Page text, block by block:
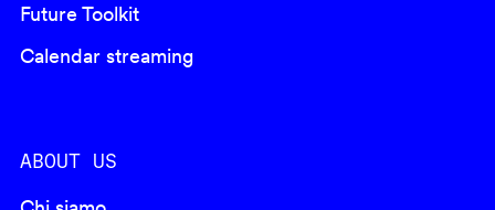
Future Toolkit
Calendar streaming
ABOUT US